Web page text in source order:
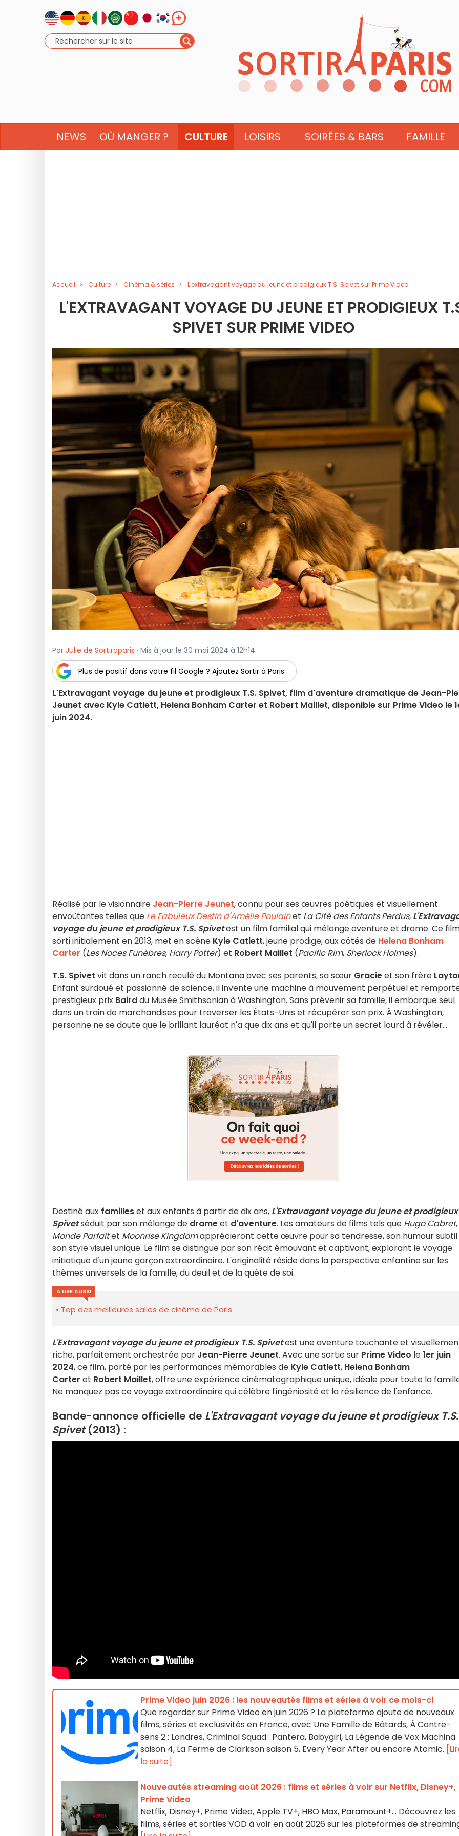
NEWS OÙ MANGER ? CULTURE LOISIRS SOIRÉES & BARS FAMILLE
Accueil Culture Cinéma & séries L'extravagant voyage du jeune et prodigieux T.S. Spivet sur Prime Video
L'EXTRAVAGANT VOYAGE DU JEUNE ET PRODIGIEUX
SPIVET SUR PRIME VIDEO
Par Julie de Sortiraparis · Mis à jour le 30 mai 2024 à 12h14
Plus de positif dans votre fil Google ? Ajoutez Sortir à Paris.
L'Extravagant voyage du jeune et prodigieux T.S. Spivet, film d'aventure dramatique de Jean-
Jeunet avec Kyle Catlett, Helena Bonham Carter et Robert Maillet, disponible sur Prime Video le
juin 2024.
Réalisé par le visionnaire Jean-Pierre Jeunet, connu pour ses œuvres poétiques et visuellement
envoûtantes telles que Le Fabuleux Destin d'Amélie Poulainet La Cité des Enfants Perdus,
voyage du jeune et prodigieux T.S. Spivetest un film familial qui mélange aventure et drame. Ce
sorti initialement en 2013, met en scène Kyle Catlett, jeune prodige, aux côtés de Helena Bonham
Carter (Les Noces Funèbres, Harry Potter) et Robert Maillet (Pacific Rim, Sherlock Holmes).
T.S. Spivet vit dans un ranch reculé du Montana avec ses parents, sa sœur Gracieet son frère
Enfant surdoué et passionné de science, il invente une machine à mouvement perpétuel et
prestigieux prix Bairddu Musée Smithsonian à Washington. Sans prévenir sa famille, il embarque seul
dans un train de marchandises pour traverser les États-Unis et récupérer son prix. À Washington,
personne ne se doute que le brillant lauréat n'a que dix ans et qu'il porte un secret lourd à révéler...
Destiné aux familleset aux enfants à partir de dix ans, L'Extravagant voyage du jeune et prodigieux
Spivetséduit par son mélange de drameet d'aventure. Les amateurs de films tels que Hugo Cabret,
Monde Parfaitet Moonrise Kingdomapprécieront cette œuvre pour sa tendresse, son humour
son style visuel unique. Le film se distingue par son récit émouvant et captivant, explorant le voyage
initiatique d'un jeune garçon extraordinaire. L'originalité réside dans la perspective enfantine sur les
thèmes universels de la famille, du deuil et de la quête de soi.
À LIRE AUSSI
Top des meilleures salles de cinéma de Paris
L'Extravagant voyage du jeune et prodigieux T.S. Spivetest une aventure touchante et
riche, parfaitement orchestrée par Jean-Pierre Jeunet. Avec une sortie sur Prime Video le1er juin
2024, ce film, porté par les performances mémorables de Kyle Catlett, Helena Bonham
Carter et Robert Maillet, offre une expérience cinématographique unique, idéale pour toute la
Ne manquez pas ce voyage extraordinaire qui célèbre l'ingéniosité et la résilience de l'enfance.
Bande-annonce officielle de L'Extravagant voyage du jeune et prodigieux T.S.
Spivet(2013) :
Prime Video juin 2026 : les nouveautés films et séries à voir ce mois-ci
Que regarder sur Prime Video en juin 2026 ? La plateforme ajoute de nouveaux
films, séries et exclusivités en France, avec Une Famille de Bâtards, À Contre-
sens 2 : Londres, Criminal Squad : Pantera, Babygirl, La Légende de Vox Machina
saison 4, La Ferme de Clarkson saison 5, Every Year After ou encore Atomic.
la suite]
Nouveautés streaming août 2026 : films et séries à voir sur Netflix, Disney+,
Prime Video
Netflix, Disney+, Prime Video, Apple TV+, HBO Max, Paramount+… Découvrez les
films, séries et sorties VOD à voir en août 2026 sur les plateformes de